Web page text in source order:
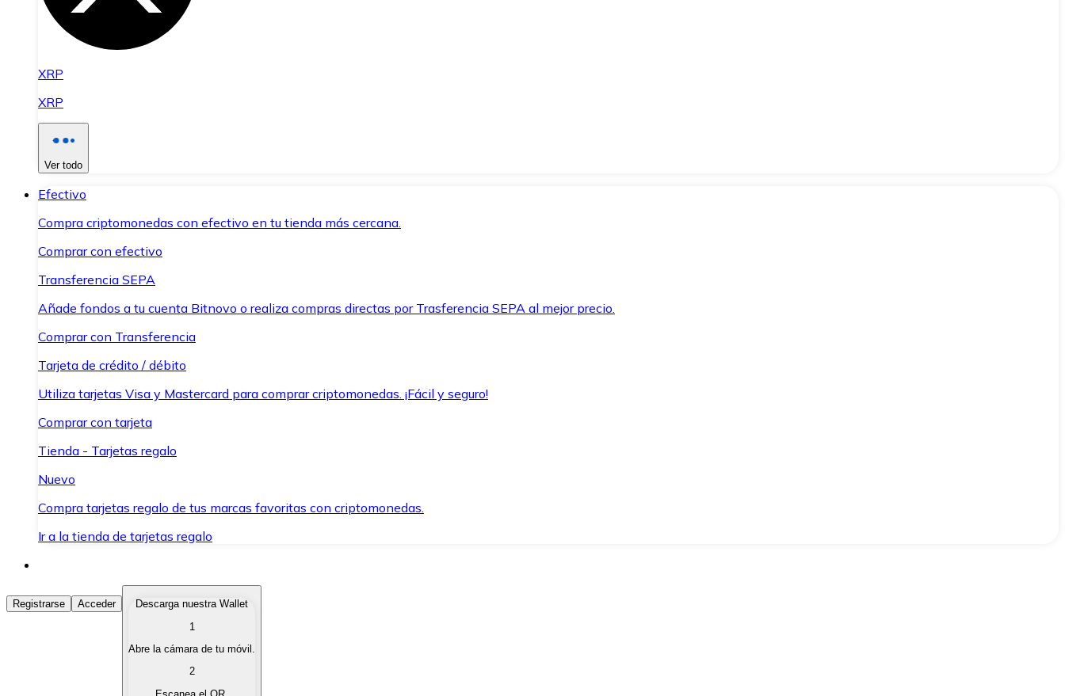
XRP
XRP
Ver todo
Efectivo
Compra criptomonedas con efectivo en tu tienda más cercana.
Comprar con efectivo
Transferencia SEPA
Añade fondos a tu cuenta Bitnovo o realiza compras directas por Trasferencia SEPA al mejor precio.
Comprar con Transferencia
Tarjeta de crédito / débito
Utiliza tarjetas Visa y Mastercard para comprar criptomonedas. ¡Fácil y seguro!
Comprar con tarjeta
Tienda - Tarjetas regalo
Nuevo
Compra tarjetas regalo de tus marcas favoritas con criptomonedas.
Ir a la tienda de tarjetas regalo
Comprar Criptomonedas
Compra criptomonedas con diferentes métodos de pago.
Vende tus criptomonedas de forma rápida y segura.
Registrarse Acceder
Descarga nuestra Wallet
1
Abre la cámara de tu móvil.
2